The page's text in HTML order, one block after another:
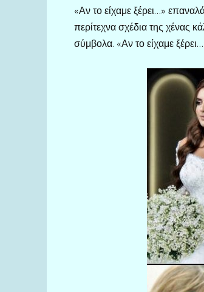
«Αν το είχαμε ξέρει…»
περίτεχνα σχέδια της χένας
σύμβολα. «Αν το είχαμε